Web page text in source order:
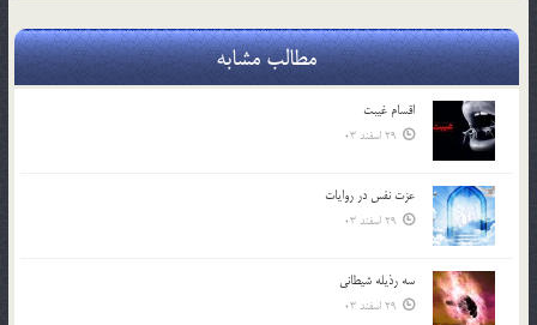
مطالب مشابه
اقسام غيبت
29 اسفند 03
عزت نفس در روايات
29 اسفند 03
سه رذیله شیطانی
29 اسفند 03